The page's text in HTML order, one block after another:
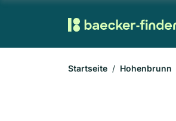
Startseite Hohenbrunn